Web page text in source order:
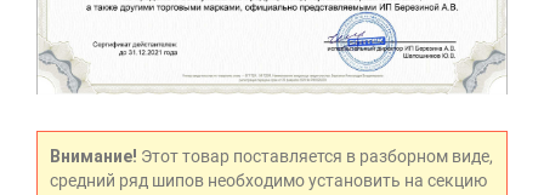
Внимание! Этот товар поставляется в разборном виде,
средний ряд шипов необходимо установить на секцию